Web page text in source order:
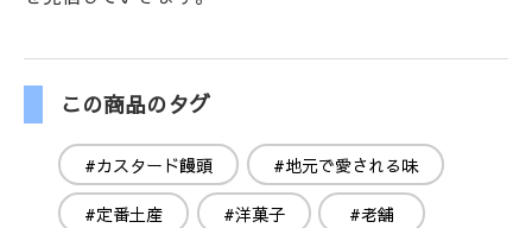
この商品のタグ
#カスタード饅頭 #地元で愛される味
#定番土産 #洋菓子 #老舗